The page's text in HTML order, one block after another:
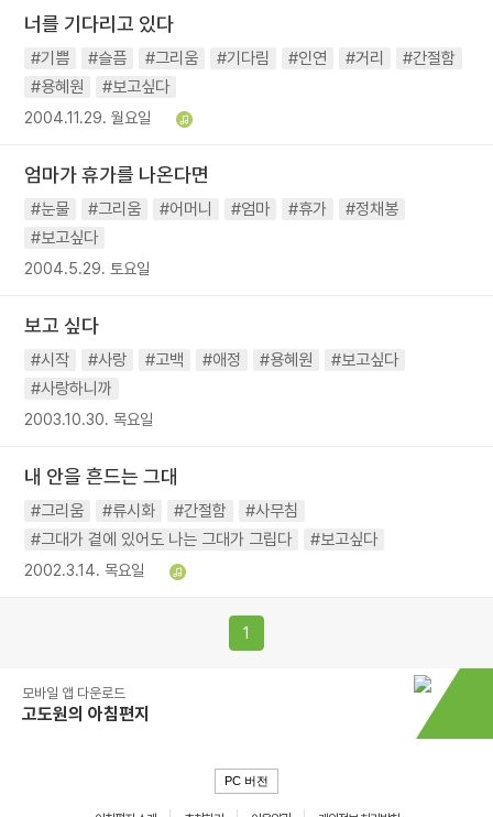
너를 기다리고 있다
#기쁨 #슬픔 #그리움 #기다림 #인연 #거리
#간절함
#용혜원
#보고싶다
2004.11.29. 월요일
엄마가 휴가를 나온다면
#눈물 #그리움 #어머니 #엄마 #휴가
#정채봉
#보고싶다
2004.5.29. 토요일
보고 싶다
#시작 #사랑 #고백 #애정 #용혜원
#보고싶다
#사랑하니까
2003.10.30. 목요일
내 안을 흔드는 그대
#그리움 #류시화 #간절함
#사무침
#그대가 곁에 있어도 나는 그대가 그립다
#보고싶다
2002.3.14. 목요일
1
모바일 앱 다운로드
고도원의 아침편지
PC 버전